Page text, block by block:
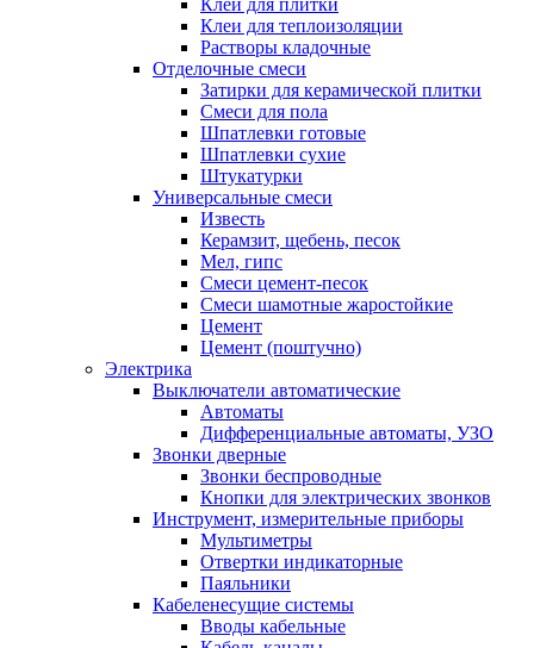
Клеи для плитки
Клеи для теплоизоляции
Растворы кладочные
Отделочные смеси
Затирки для керамической плитки
Смеси для пола
Шпатлевки готовые
Шпатлевки сухие
Штукатурки
Универсальные смеси
Известь
Керамзит, щебень, песок
Мел, гипс
Смеси цемент-песок
Смеси шамотные жаростойкие
Цемент
Цемент (поштучно)
Электрика
Выключатели автоматические
Автоматы
Дифференциальные автоматы, УЗО
Звонки дверные
Звонки беспроводные
Кнопки для электрических звонков
Инструмент, измерительные приборы
Мультиметры
Отвертки индикаторные
Паяльники
Кабеленесущие системы
Вводы кабельные